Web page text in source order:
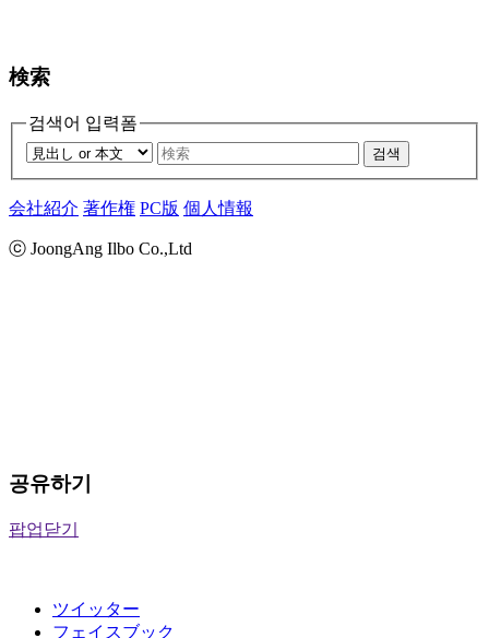
検索
검색어 입력폼
검색
会社紹介 著作権 PC版 個人情報
ⓒ JoongAng Ilbo Co.,Ltd
공유하기
팝업닫기
ツイッター
フェイスブック